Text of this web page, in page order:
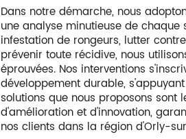
Dans notre démarche, nous
une analyse minutieuse de
infestation de rongeurs, lutter
prévenir toute récidive, nous
éprouvées. Nos interventions
développement durable,
solutions que nous proposons sont
d'amélioration et d'innovation,
nos clients dans la région d'Orly-